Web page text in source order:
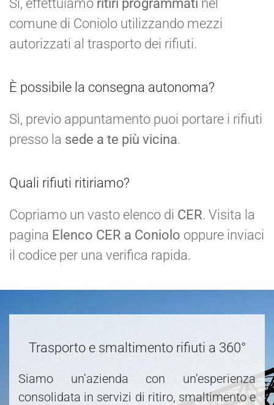
Sì, effettuiamo ritiri programmati nel
comune di Coniolo utilizzando mezzi
autorizzati al trasporto dei rifiuti.
È possibile la consegna autonoma?
Sì, previo appuntamento puoi portare i rifiuti
presso la sede a te più vicina.
Quali rifiuti ritiriamo?
Copriamo un vasto elenco di CER. Visita la
pagina Elenco CER a Coniolo oppure inviaci
il codice per una verifica rapida.
Trasporto e smaltimento rifiuti a 360°
Siamo un’azienda con un’esperienza
consolidata in servizi di ritiro, smaltimento e